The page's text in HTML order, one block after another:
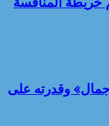
وقدرته على